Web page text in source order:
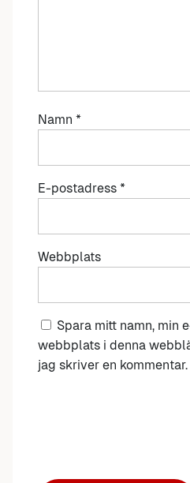
Namn *
E-postadress *
Webbplats
Spara mitt namn, min
webbplats i denna
jag skriver en kommentar.